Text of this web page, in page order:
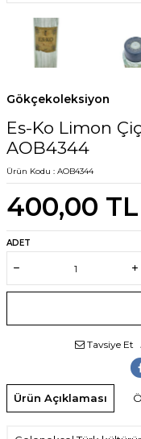
Gökçekoleksiyon
Es-Ko Limon
AOB4344
Ürün Kodu : AOB4344
400,00 TL
ADET
Tavsiye Et
Ürün Açıklaması